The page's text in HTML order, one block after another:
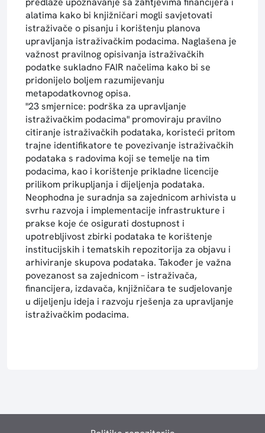
alatima kako bi knjižničari mogli savjetovati
istraživače o pisanju i korištenju planova
upravljanja istraživačkim podacima. Naglašena je
važnost pravilnog opisivanja istraživačkih
podatke sukladno FAIR načelima kako bi se
pridonijelo boljem razumijevanju
metapodatkovnog opisa.
"23 smjernice: podrška za upravljanje
istraživačkim podacima" promoviraju pravilno
citiranje istraživačkih podataka, koristeći pritom
trajne identifikatore te povezivanje istraživačkih
podataka s radovima koji se temelje na tim
podacima, kao i korištenje prikladne licencije
prilikom prikupljanja i dijeljenja podataka.
Neophodna je suradnja sa zajednicom arhivista u
svrhu razvoja i implementacije infrastrukture i
prakse koje će osigurati dostupnost i
upotrebljivost zbirki podataka te korištenje
institucijskih i tematskih repozitorija za objavu i
arhiviranje skupova podataka. Također je važna
povezanost sa zajednicom – istraživača,
financijera, izdavača, knjižničara te sudjelovanje
u dijeljenju ideja i razvoju rješenja za upravljanje
istraživačkim podacima.